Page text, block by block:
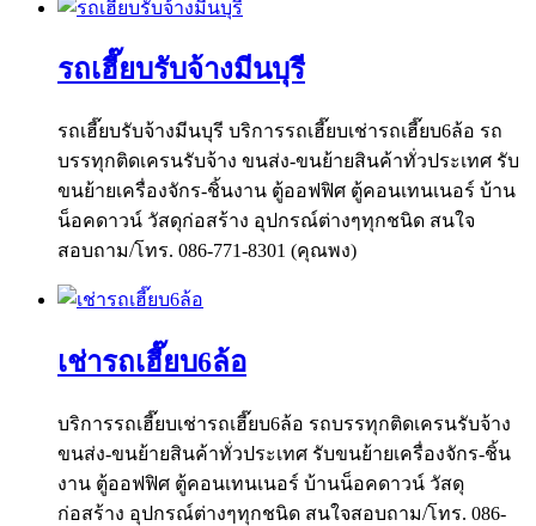
รถเฮี๊ยบรับจ้างมีนบุรี
รถเฮี๊ยบรับจ้างมีนบุรี บริการรถเฮี๊ยบเช่ารถเฮี๊ยบ6ล้อ รถ
บรรทุกติดเครนรับจ้าง ขนส่ง-ขนย้ายสินค้าทั่วประเทศ รับ
ขนย้ายเครื่องจักร-ชิ้นงาน ตู้ออฟฟิศ ตู้คอนเทนเนอร์ บ้าน
น็อคดาวน์ วัสดุก่อสร้าง อุปกรณ์ต่างๆทุกชนิด สนใจ
สอบถาม/โทร. 086-771-8301 (คุณพง)
เช่ารถเฮี๊ยบ6ล้อ
บริการรถเฮี๊ยบเช่ารถเฮี๊ยบ6ล้อ รถบรรทุกติดเครนรับจ้าง
ขนส่ง-ขนย้ายสินค้าทั่วประเทศ รับขนย้ายเครื่องจักร-ชิ้น
งาน ตู้ออฟฟิศ ตู้คอนเทนเนอร์ บ้านน็อคดาวน์ วัสดุ
ก่อสร้าง อุปกรณ์ต่างๆทุกชนิด สนใจสอบถาม/โทร. 086-